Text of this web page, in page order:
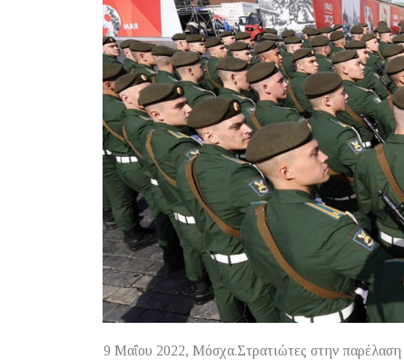
9 Μαΐου 2022, Μόσχα.Στρατιώτες στην